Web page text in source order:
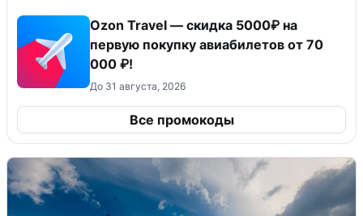
Ozon Travel — скидка 5000₽ на
первую покупку авиабилетов от 70
000 ₽!
До 31 августа, 2026
Все промокоды